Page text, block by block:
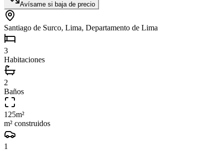
Avísame si baja de precio
Santiago de Surco, Lima, Departamento de Lima
3
Habitaciones
2
Baños
125m²
m² construidos
1